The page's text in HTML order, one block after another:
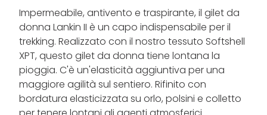
Impermeabile, antivento e traspirante, il gilet da
donna Lankin II è un capo indispensabile per il
trekking. Realizzato con il nostro tessuto Softshell
XPT, questo gilet da donna tiene lontana la
pioggia. C'è un'elasticità aggiuntiva per una
maggiore agilità sul sentiero. Rifinito con
bordatura elasticizzata su orlo, polsini e colletto